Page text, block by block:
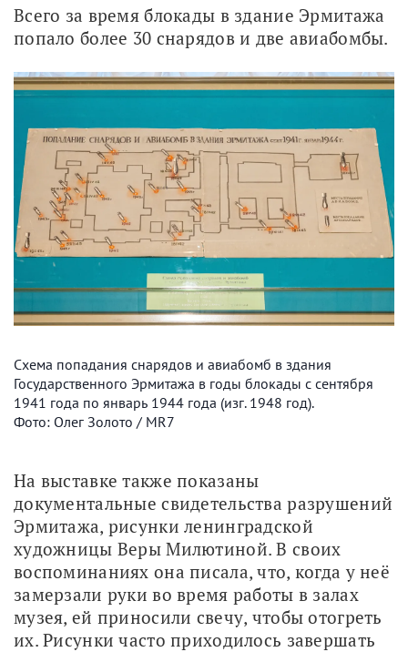
Всего за время блокады в здание Эрмитажа
попало более 30 снарядов и две авиабомбы.
Схема попадания снарядов и авиабомб в здания
Государственного Эрмитажа в годы блокады с сентября
1941 года по январь 1944 года (изг. 1948 год).
Фото: Олег Золото / MR7
На выставке также показаны
документальные свидетельства разрушений
Эрмитажа, рисунки ленинградской
художницы Веры Милютиной. В своих
воспоминаниях она писала, что, когда у неё
замерзали руки во время работы в залах
музея, ей приносили свечу, чтобы отогреть
их. Рисунки часто приходилось завершать